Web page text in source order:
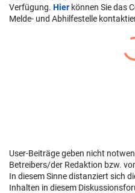
Verfügung. Hier können Sie das
Melde- und Abhilfestelle
User-Beiträge geben nicht
Betreibers/der Redaktion bzw.
In diesem Sinne distanziert sich
Inhalten in diesem